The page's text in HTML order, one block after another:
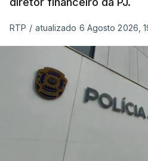
RTP / atualizado 6 Agosto 2026,